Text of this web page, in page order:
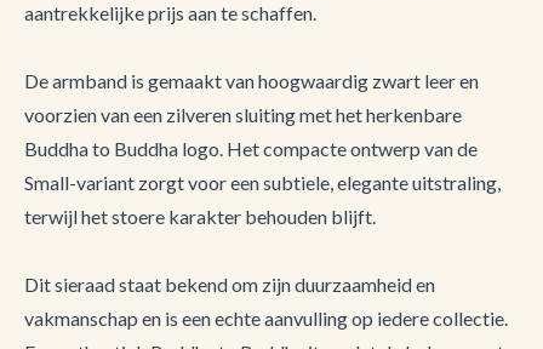
aantrekkelijke prijs aan te schaffen.
De armband is gemaakt van hoogwaardig zwart leer en
voorzien van een zilveren sluiting met het herkenbare
Buddha to Buddha logo. Het compacte ontwerp van de
Small-variant zorgt voor een subtiele, elegante uitstraling,
terwijl het stoere karakter behouden blijft.
Dit sieraad staat bekend om zijn duurzaamheid en
vakmanschap en is een echte aanvulling op iedere collectie.